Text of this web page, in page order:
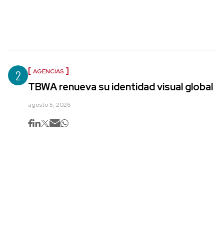
2 AGENCIAS
TBWA renueva su identidad visual global
agosto 5, 2026